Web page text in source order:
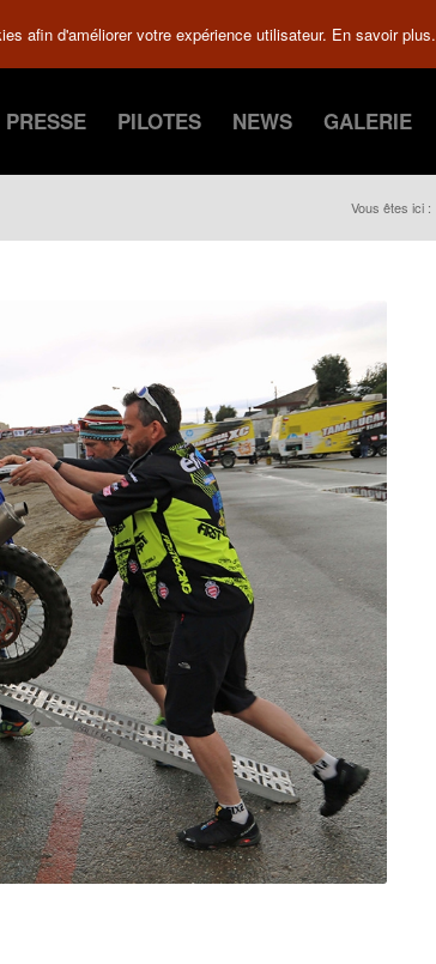
PRESSE PILOTES NEWS GALERIE
Vous êtes ici :
afin d'améliorer votre expérience utilisateur. En savoir plus.